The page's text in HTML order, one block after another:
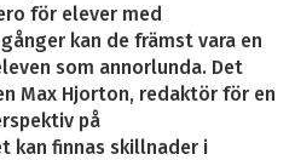
för elever med
kan de främst vara en
som annorlunda. Det
Max Hjorton, redaktör för en
på
kan finnas skillnader i